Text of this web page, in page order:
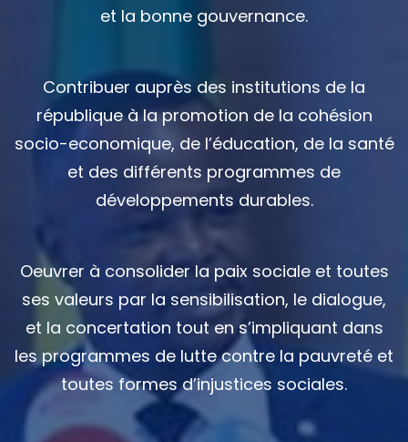
et la bonne gouvernance.
Contribuer auprès des institutions de la
république à la promotion de la cohésion
socio-economique, de l’éducation, de la santé
et des différents programmes de
développements durables.
Oeuvrer à consolider la paix sociale et toutes
ses valeurs par la sensibilisation, le dialogue,
et la concertation tout en s’impliquant dans
les programmes de lutte contre la pauvreté et
toutes formes d’injustices sociales.